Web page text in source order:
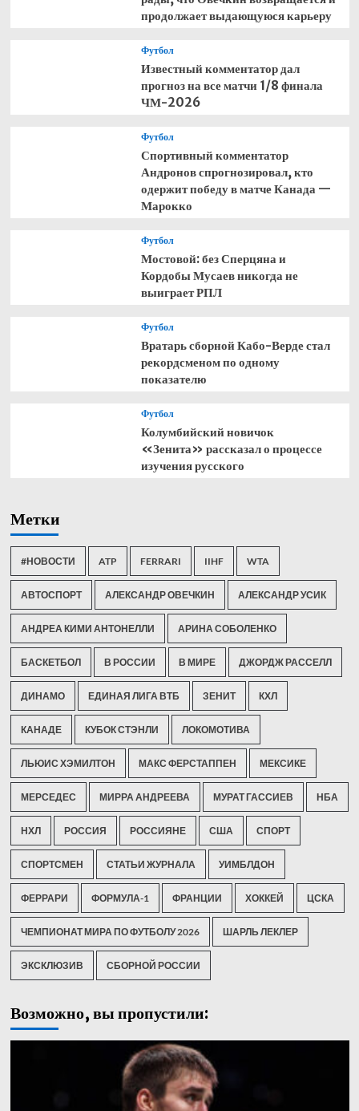
продолжает выдающуюся карьеру
Футбол
Известный комментатор дал
прогноз на все матчи 1/8 финала
ЧМ-2026
Футбол
Спортивный комментатор
Андронов спрогнозировал, кто
одержит победу в матче Канада —
Марокко
Футбол
Мостовой: без Сперцяна и
Кордобы Мусаев никогда не
выиграет РПЛ
Футбол
Вратарь сборной Кабо-Верде стал
рекордсменом по одному
показателю
Футбол
Колумбийский новичок
«Зенита» рассказал о процессе
изучения русского
Метки
#НОВОСТИ ATP FERRARI IIHF WTA
АВТОСПОРТ АЛЕКСАНДР ОВЕЧКИН АЛЕКСАНДР УСИК
АНДРЕА КИМИ АНТОНЕЛЛИ АРИНА СОБОЛЕНКО
БАСКЕТБОЛ В РОССИИ В МИРЕ ДЖОРДЖ РАССЕЛЛ
ДИНАМО ЕДИНАЯ ЛИГА ВТБ ЗЕНИТ КХЛ
КАНАДЕ КУБОК СТЭНЛИ ЛОКОМОТИВА
ЛЬЮИС ХЭМИЛТОН МАКС ФЕРСТАППЕН МЕКСИКЕ
МЕРСЕДЕС МИРРА АНДРЕЕВА МУРАТ ГАССИЕВ НБА
НХЛ РОССИЯ РОССИЯНЕ США СПОРТ
СПОРТСМЕН СТАТЬИ ЖУРНАЛА УИМБЛДОН
ФЕРРАРИ ФОРМУЛА-1 ФРАНЦИИ ХОККЕЙ ЦСКА
ЧЕМПИОНАТ МИРА ПО ФУТБОЛУ 2026 ШАРЛЬ ЛЕКЛЕР
ЭКСКЛЮЗИВ СБОРНОЙ РОССИИ
Возможно, вы пропустили: